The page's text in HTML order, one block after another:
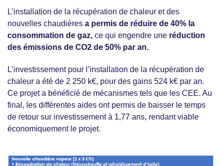
L’installation de la récupération de chaleur et des
nouvelles chaudières a permis de réduire de 40% la
consommation de gaz, ce qui engendre une réduction
des émissions de CO2 de 50% par an.
L’investissement pour l’installation de la récupération de
chaleur a été de 2 250 k€, pour des gains 524 k€ par an.
Ce projet a bénéficié de mécanismes tels que les CEE. Au
final, les différentes aides ont permis de baisser le temps
de retour sur investissement à 1,77 ans, rendant viable
économiquement le projet.